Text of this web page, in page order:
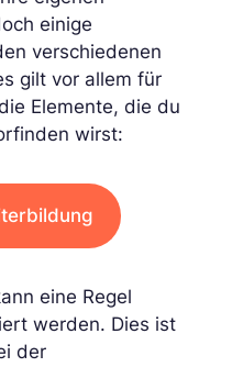
einige
verschiedenen
gilt vor allem für
Elemente, die du
wirst:
eine Regel
werden. Dies ist
der